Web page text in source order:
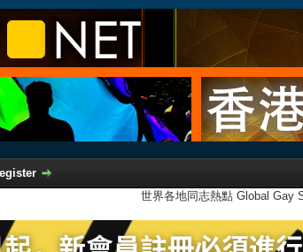
世界各地同志熱點 Global Gay